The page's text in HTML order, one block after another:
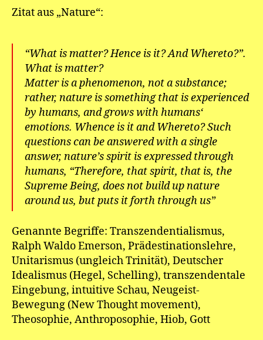
Zitat aus „Nature“:
“What is matter? Hence is it? And Whereto?”.
What is matter?
Matter is a phenomenon, not a substance;
rather, nature is something that is experienced
by humans, and grows with humans‘
emotions. Whence is it and Whereto? Such
questions can be answered with a single
answer, nature’s spirit is expressed through
humans, “Therefore, that spirit, that is, the
Supreme Being, does not build up nature
around us, but puts it forth through us”
Genannte Begriffe: Transzendentialismus,
Ralph Waldo Emerson, Prädestinationslehre,
Unitarismus (ungleich Trinität), Deutscher
Idealismus (Hegel, Schelling), transzendentale
Eingebung, intuitive Schau, Neugeist-
Bewegung (New Thought movement),
Theosophie, Anthroposophie, Hiob, Gott